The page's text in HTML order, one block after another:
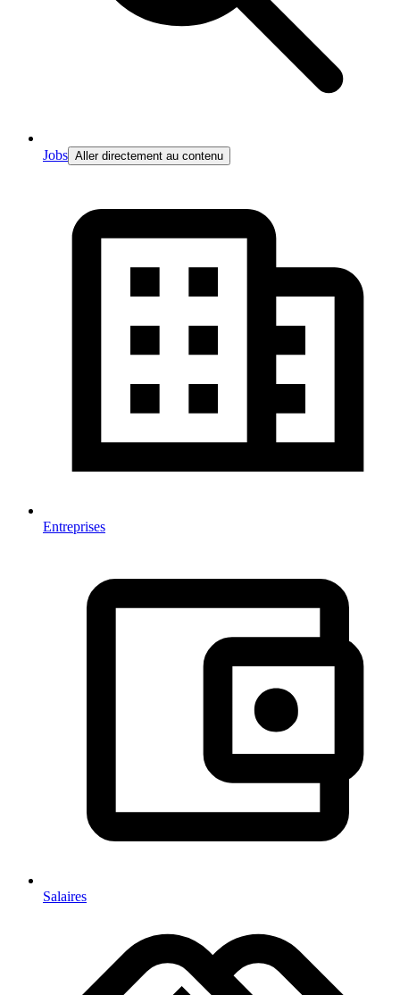
Jobs Aller directement au contenu
Entreprises
Salaires